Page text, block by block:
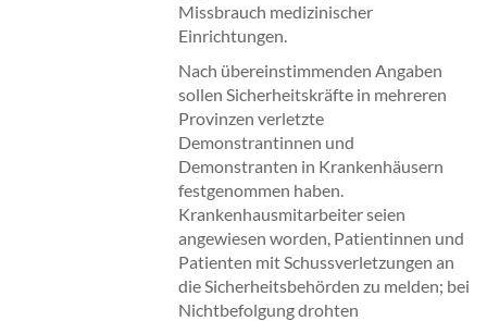
Missbrauch medizinischer
Einrichtungen.
Nach übereinstimmenden Angaben
sollen Sicherheitskräfte in mehreren
Provinzen verletzte
Demonstrantinnen und
Demonstranten in Krankenhäusern
festgenommen haben.
Krankenhausmitarbeiter seien
angewiesen worden, Patientinnen und
Patienten mit Schussverletzungen an
die Sicherheitsbehörden zu melden; bei
Nichtbefolgung drohten